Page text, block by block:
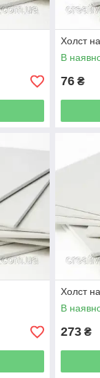
Холст
В
76 ₴
Холст
В
273 ₴